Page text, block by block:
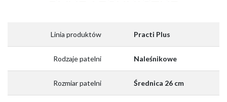
Linia produktów Practi Plus
Rodzaje patelni Naleśnikowe
Rozmiar patelni Średnica 26 cm